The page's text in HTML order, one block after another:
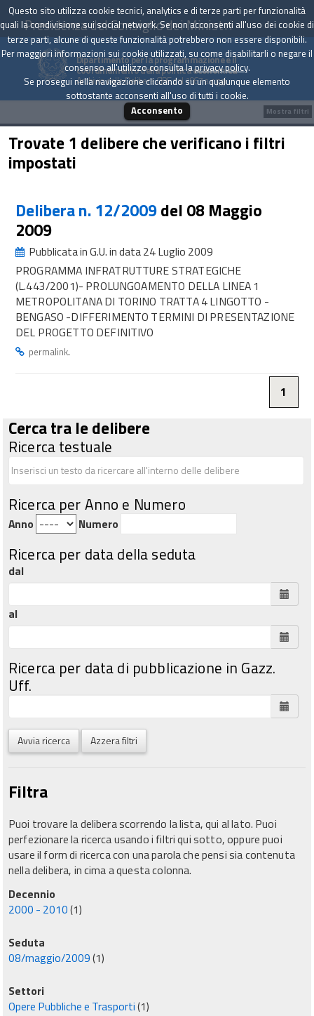
Presidenza del Consiglio dei Ministri
Dipartimento per la programmazione e il
coordinamento della politica economica
Archivio delle Delibere CIPE dal 1967 a oggi
Trovate 1 delibere che verificano i filtri
impostati
Delibera n. 12/2009del 08 Maggio
2009
Pubblicata in G.U. in data 24 Luglio 2009
PROGRAMMA INFRATRUTTURE STRATEGICHE
(L.443/2001)- PROLUNGOAMENTO DELLA LINEA 1
METROPOLITANA DI TORINO TRATTA 4 LINGOTTO -
BENGASO -DIFFERIMENTO TERMINI DI PRESENTAZIONE
DEL PROGETTO DEFINITIVO
permalink.
1
Cerca tra le delibere
Ricerca testuale
Ricerca per Anno e Numero
Anno Numero
Ricerca per data della seduta
dal
al
Ricerca per data di pubblicazione in Gazz.
Uff.
Avvia ricerca Azzera filtri
Filtra
Puoi trovare la delibera scorrendo la lista, qui al lato. Puoi
perfezionare la ricerca usando i filtri qui sotto, oppure puoi
usare il form di ricerca con una parola che pensi sia contenuta
nella delibera, in cima a questa colonna.
Decennio
2000 - 2010(1)
Seduta
08/maggio/2009(1)
Settori
Opere Pubbliche e Trasporti(1)
Mostra filtri
Questo sito utilizza cookie tecnici, analytics e di terze parti per funzionalità
quali la condivisione sui social network. Se non acconsenti all'uso dei cookie di
terze parti, alcune di queste funzionalità potrebbero non essere disponibili.
Per maggiori informazioni sui cookie utilizzati, su come disabilitarli o negare il
consenso all'utilizzo consulta laprivacy policy.
Se prosegui nella navigazione cliccando su un qualunque elemento
sottostante acconsenti all'uso di tutti i cookie.
Acconsento